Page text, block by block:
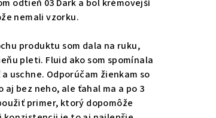
odtieň 03 Dark a bol krémovejší
nemali vzorku.
produktu som dala na ruku,
pleti. Fluid ako som spomínala
uschne. Odporúčam žienkam so
bez neho, ale ťahal ma a po 3
primer, ktorý dopomôže